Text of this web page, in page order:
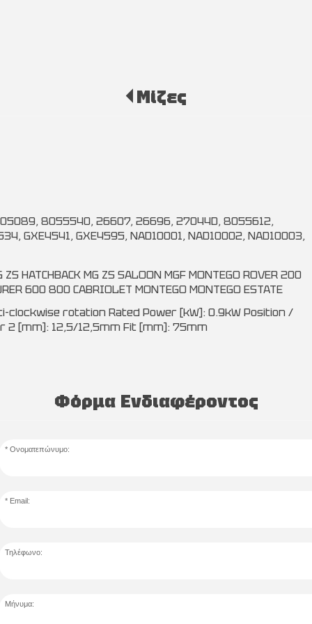
Μίζες
8055540, 26607, 26696, 27044D, 8055612,
GXE4541, GXE4595, NAD10001, NAD10002, NAD10003,
HATCHBACK MG ZS SALOON MGF MONTEGO ROVER 200
600 800 CABRIOLET MONTEGO MONTEGO ESTATE
clockwise rotation Rated Power [kW]: 0.9kW Position /
2 [mm]: 12,5/12,5mm Fit [mm]: 75mm
Φόρμα Ενδιαφέροντος
Ονοματεπώνυμο:
Email:
Τηλέφωνο:
Μήνυμα: